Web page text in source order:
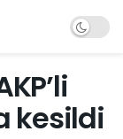
kesildi